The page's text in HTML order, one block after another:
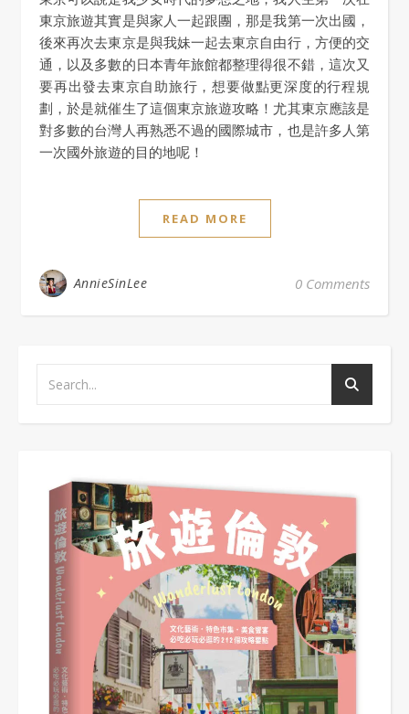
東京旅遊其實是與家人一起跟團，那是我第一次出國，
後來再次去東京是與我妹一起去東京自由行，方便的交
通，以及多數的日本青年旅館都整理得很不錯，這次又
要再出發去東京自助旅行，想要做點更深度的行程規
劃，於是就催生了這個東京旅遊攻略！尤其東京應該是
對多數的台灣人再熟悉不過的國際城市，也是許多人第
一次國外旅遊的目的地呢！
READ MORE
AnnieSinLee 0 Comments